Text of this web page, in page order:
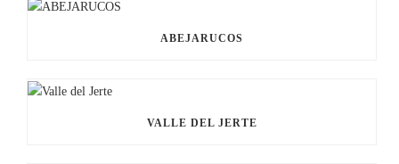
ABEJARUCOS
VALLE DEL JERTE